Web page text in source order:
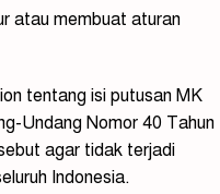
atau membuat aturan
tentang isi putusan MK
Undang Nomor 40 Tahun
agar tidak terjadi
Indonesia.